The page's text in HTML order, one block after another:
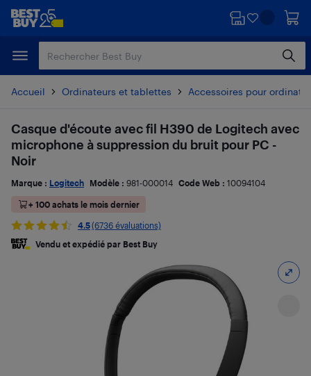
Passer
principal
Passer
Accueil Ordinateurs et tablettes Accessoires pour
Casque d'écoute avec fil H390 de Logitech avec
microphone à suppression du bruit pour PC -
Noir
Marque : Logitech Modèle : 981-000014 Code Web : 10094104
+ 100 achats le mois dernier
4.5(6736 évaluations)
Vendu et expédié par Best Buy